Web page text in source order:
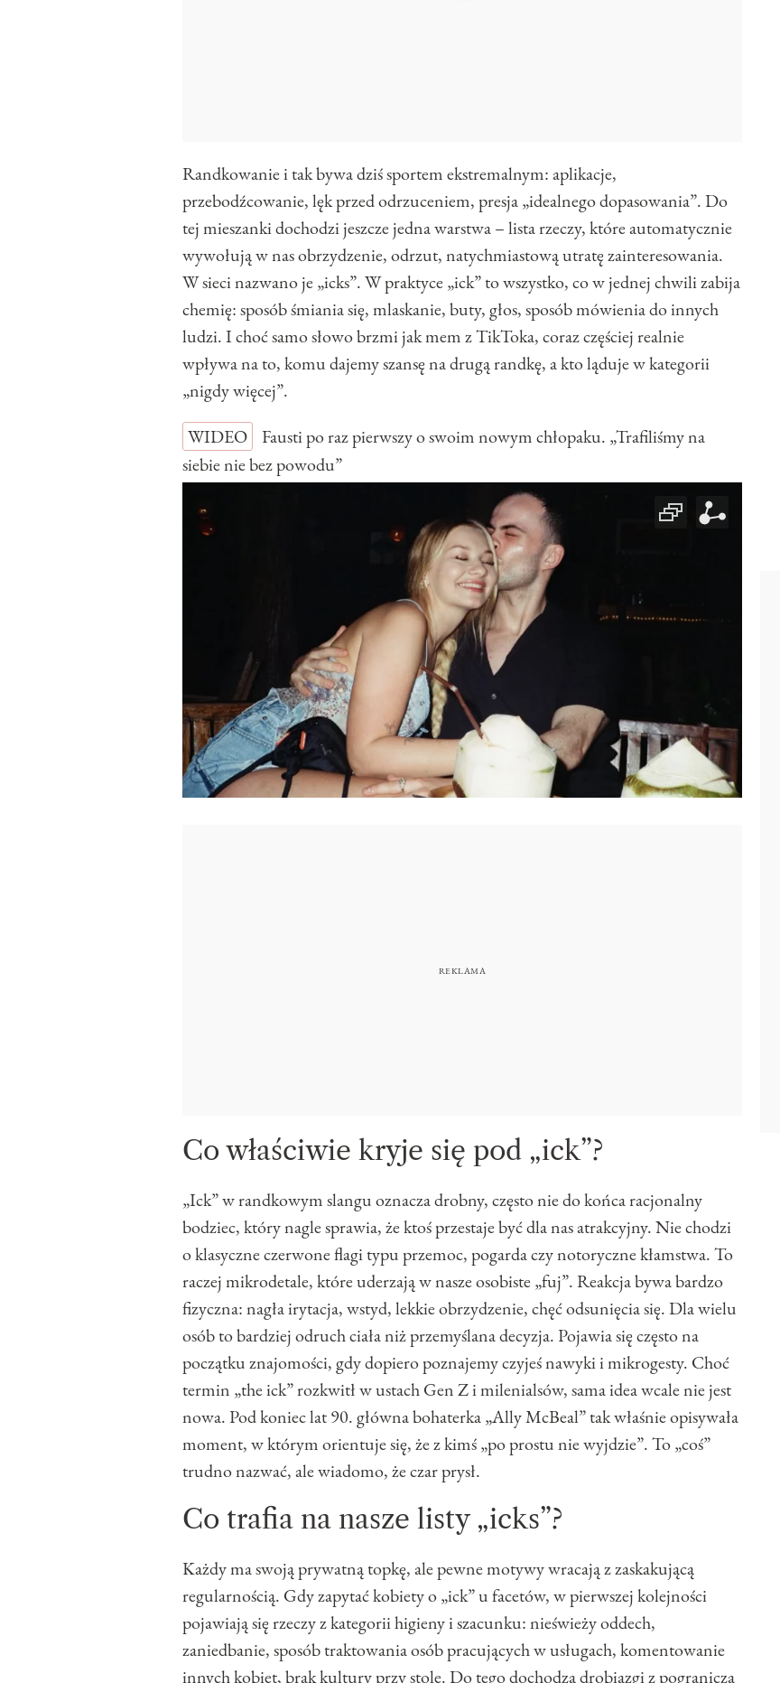
Randkowanie i tak bywa dziś sportem ekstremalnym: aplikacje,
przebodźcowanie, lęk przed odrzuceniem, presja „idealnego dopasowania”. Do
tej mieszanki dochodzi jeszcze jedna warstwa – lista rzeczy, które automatycznie
wywołują w nas obrzydzenie, odrzut, natychmiastową utratę zainteresowania.
W sieci nazwano je „icks”. W praktyce „ick” to wszystko, co w jednej chwili zabija
chemię: sposób śmiania się, mlaskanie, buty, głos, sposób mówienia do innych
ludzi. I choć samo słowo brzmi jak mem z TikToka, coraz częściej realnie
wpływa na to, komu dajemy szansę na drugą randkę, a kto ląduje w kategorii
„nigdy więcej”.
WIDEO
Fausti po raz pierwszy o swoim nowym chłopaku. „Trafiliśmy na
siebie nie bez powodu”
Co właściwie kryje się pod „ick”?
„Ick” w randkowym slangu oznacza drobny, często nie do końca racjonalny
bodziec, który nagle sprawia, że ktoś przestaje być dla nas atrakcyjny. Nie chodzi
o klasyczne czerwone flagi typu przemoc, pogarda czy notoryczne kłamstwa. To
raczej mikrodetale, które uderzają w nasze osobiste „fuj”. Reakcja bywa bardzo
fizyczna: nagła irytacja, wstyd, lekkie obrzydzenie, chęć odsunięcia się. Dla wielu
osób to bardziej odruch ciała niż przemyślana decyzja. Pojawia się często na
początku znajomości, gdy dopiero poznajemy czyjeś nawyki i mikrogesty. Choć
termin „the ick” rozkwitł w ustach Gen Z i milenialsów, sama idea wcale nie jest
nowa. Pod koniec lat 90. główna bohaterka „Ally McBeal” tak właśnie opisywała
moment, w którym orientuje się, że z kimś „po prostu nie wyjdzie”. To „coś”
trudno nazwać, ale wiadomo, że czar prysł.
Co trafia na nasze listy „icks”?
Każdy ma swoją prywatną topkę, ale pewne motywy wracają z zaskakującą
regularnością. Gdy zapytać kobiety o „ick” u facetów, w pierwszej kolejności
pojawiają się rzeczy z kategorii higieny i szacunku: nieświeży oddech,
zaniedbanie, sposób traktowania osób pracujących w usługach, komentowanie
innych kobiet, brak kultury przy stole. Do tego dochodzą drobiazgi z pogranicza